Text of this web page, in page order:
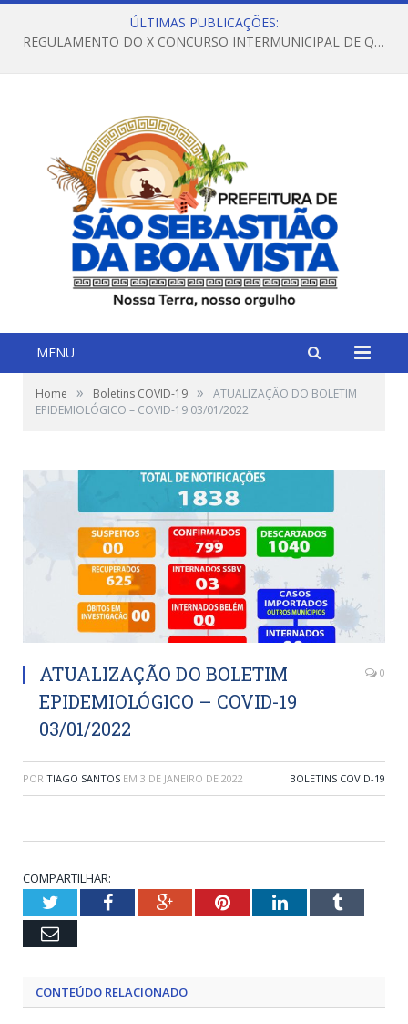
ÚLTIMAS PUBLICAÇÕES:
REGULAMENTO DO X CONCURSO INTERMUNICIPAL DE QUADRILHAS JUNINAS – 2026 – ARRAIÁ DA VENEZA
MENU
Home » Boletins COVID-19 »
ATUALIZAÇÃO DO BOLETIM
EPIDEMIOLÓGICO – COVID-19 03/01/2022
ATUALIZAÇÃO DO BOLETIM
EPIDEMIOLÓGICO – COVID-19
03/01/2022
0
POR TIAGO SANTOS EM 3 DE JANEIRO DE 2022 BOLETINS COVID-19
COMPARTILHAR:
TwitterFacebookGoogle+PinterestLinkedInTumblr
Email
CONTEÚDO RELACIONADO